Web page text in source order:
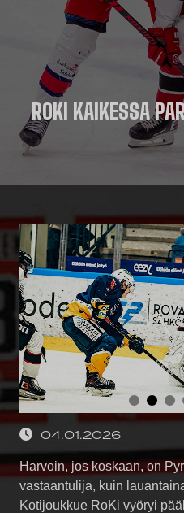
ROKI KAIKESSA
04.01.2026
Harvoin, jos koskaan, on
vastaantulija, kuin
Kotijoukkue RoKi vyöryi